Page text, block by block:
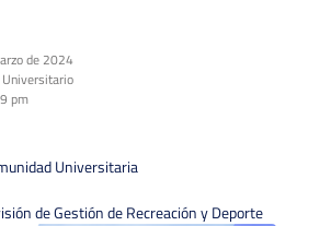
de 2024
pm
Universitaria
de Gestión de Recreación y Deporte